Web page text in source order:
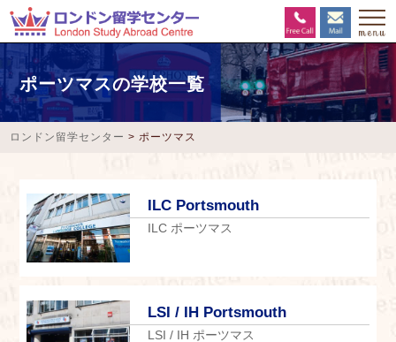
ポーツマスの学校一覧
ロンドン留学センター >ポーツマス
ILC Portsmouth
ILC ポーツマス
LSI / IH Portsmouth
LSI / IH ポーツマス